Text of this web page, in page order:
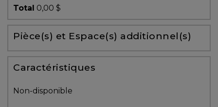
Alerte
immobilière
Avec
un
courtier
vous
Total 0,00 $
Pièce(s) et Espace(s) additionnel(s)
Caractéristiques
Non-disponible